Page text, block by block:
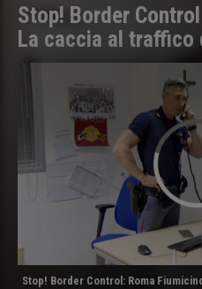
Stop! Border
La caccia al traffico
grande aeroporto
Stop! Border Control: Roma